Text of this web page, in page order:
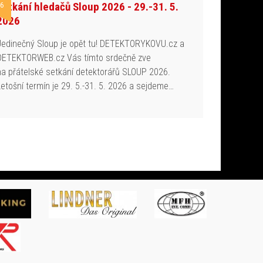
hledačů Sloup 2026 - 29.-31. 5.
Sloup je opět tu! DETEKTORYKOVU.cz a
Vás tímto srdečně zve
přátelské setkání detektorářů SLOUP 2026.
termín je 29. 5.-31. 5. 2026 a sejdeme…